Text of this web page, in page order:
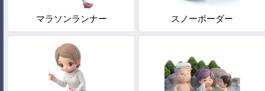
マラソンランナー スノーボーダー